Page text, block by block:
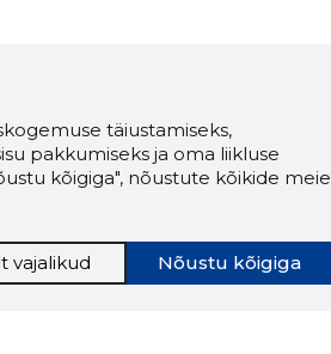
täiustamiseks,
pakkumiseks ja oma liikluse
kõigiga", nõustute kõikide meie
Nõustu kõigiga
vajalikud